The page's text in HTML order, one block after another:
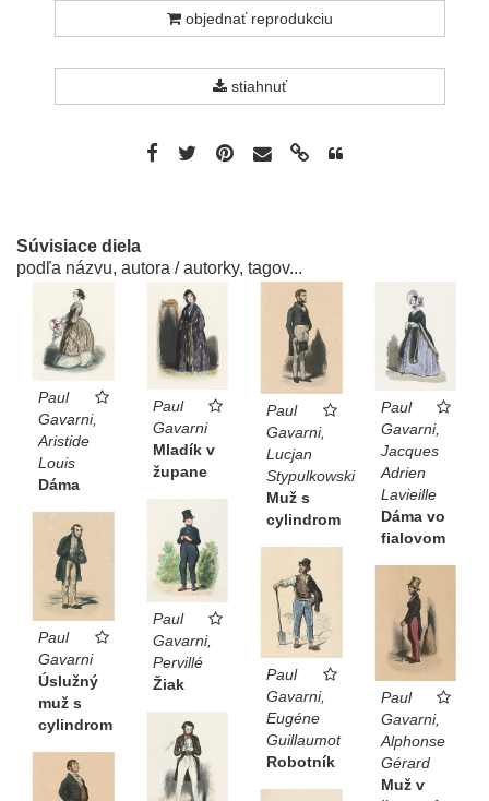
objednať reprodukciu
stiahnuť
Súvisiace diela
podľa názvu, autora / autorky, tagov...
Paul
Gavarni,
Aristide
Louis
Dáma
Paul
Gavarni
Mladík v
župane
Paul
Gavarni,
Lucjan
Stypulkowski
Muž s
cylindrom
Paul
Gavarni,
Jacques
Adrien
Lavieille
Dáma vo
fialovom
Paul
Gavarni,
Pervillé
Žiak
Paul
Gavarni
Úslužný
muž s
cylindrom
Paul
Gavarni,
Eugéne
Guillaumot
Robotník
Paul
Gavarni,
Alphonse
Gérard
Muž v